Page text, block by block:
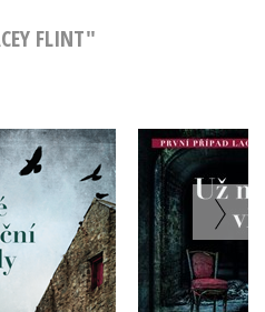
FLINT"
říční proudy
J. Bolton
Už mě
Sharon